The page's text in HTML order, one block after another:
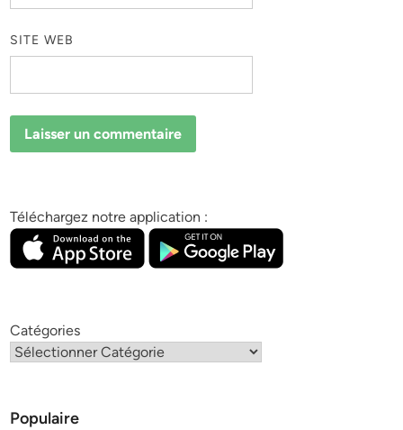
SITE WEB
Téléchargez notre application :
Catégories
Populaire